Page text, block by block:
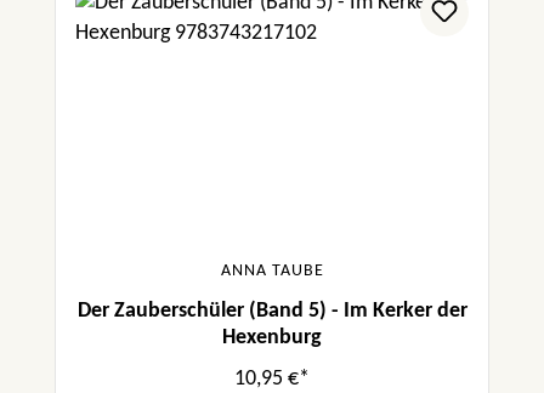
ANNA TAUBE
Der Zauberschüler (Band 5) - Im Kerker der
Hexenburg
10,95 €*